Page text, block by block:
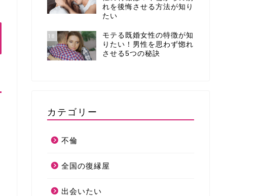
れを後悔させる方法が知り
たい
18
モテる既婚女性の特徴が知
りたい！男性を思わず惚れ
させる5つの秘訣
カテゴリー
不倫
全国の復縁屋
出会いたい